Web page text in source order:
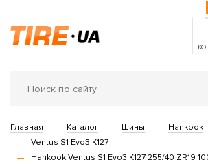
Главная Каталог Шины
Hankook
Ventus S1 Evo3 K127
Hankook Ventus S1 Evo3 K127 255/40 ZR19